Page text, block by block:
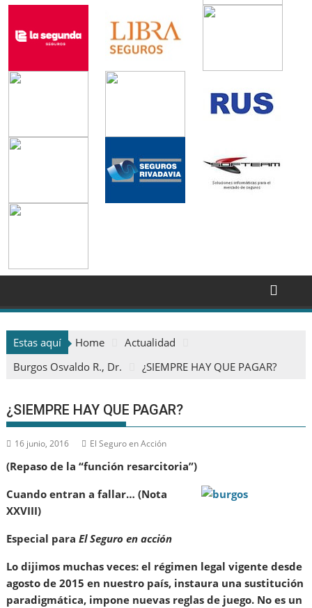
Estas aquí Home
Actualidad
Burgos Osvaldo R., Dr.
¿SIEMPRE HAY QUE PAGAR?
¿SIEMPRE HAY QUE PAGAR?
16 junio, 2016 El Seguro en Acción
(Repaso de la “función resarcitoria”)
Cuando entran a fallar… (Nota
XXVIII)
Especial paraEl Seguro en acción
Lo dijimos muchas veces: el régimen legal vigente desde
agosto de 2015 en nuestro país, instaura una sustitución
paradigmática, impone nuevas reglas de juego. No es un